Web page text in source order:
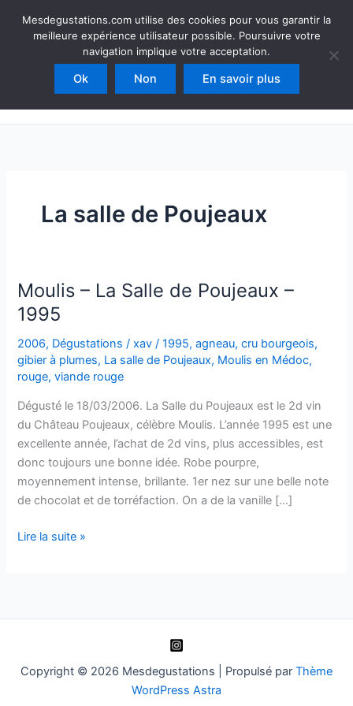
Mesdegustations
Dégustations, accords & autour du vin
Rechercher
La salle de Poujeaux
Moulis – La Salle de Poujeaux –
1995
2006, Dégustations /xav/1995,agneau,cru bourgeois,
gibier à plumes, La salle de Poujeaux, Moulis en Médoc,
rouge,viande rouge
Dégusté le 18/03/2006. La Salle du Poujeaux est le 2d vin
du Château Poujeaux, célèbre Moulis. L’année 1995 est une
excellente année, l’achat de 2d vins, plus accessibles, est
donc toujours une bonne idée. Robe pourpre,
moyennement intense, brillante. 1er nez sur une belle note
de chocolat et de torréfaction. On a de la vanille […]
Moulis
1995
Lire la suite »
Copyright © 2026 Mesdegustations | Propulsé par Thème
WordPress Astra
Mesdegustations.com utilise des cookies pour vous garantir la
meilleure expérience utilisateur possible. Poursuivre votre
navigation implique votre acceptation.
Ok Non En savoir plus